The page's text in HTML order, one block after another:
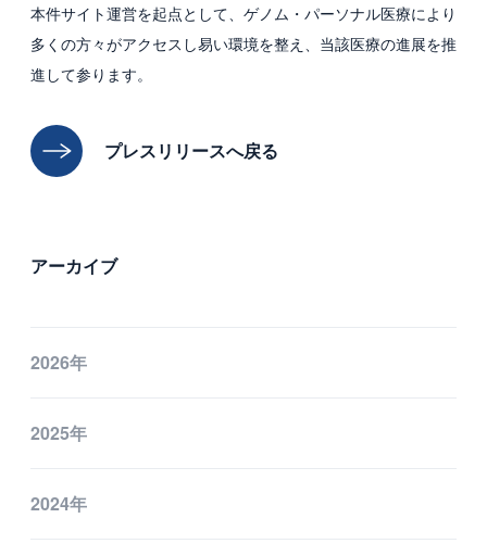
本件サイト運営を起点として、ゲノム・パーソナル医療により
多くの方々がアクセスし易い環境を整え、当該医療の進展を推
進して参ります。
プレスリリースへ戻る
アーカイブ
2026年
2025年
2024年